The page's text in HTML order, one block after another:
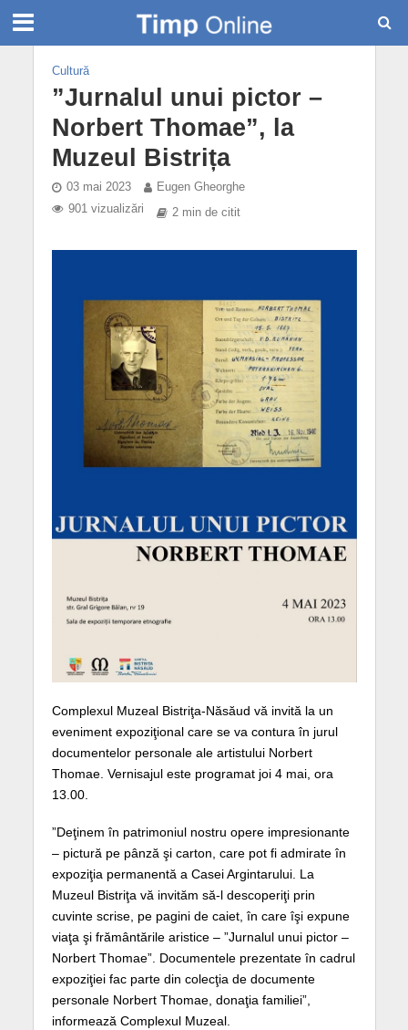
Cultură
”Jurnalul unui pictor –
Norbert Thomae”, la
Muzeul Bistrița
03 mai 2023
Eugen Gheorghe
901 vizualizări
2 min de citit
Complexul Muzeal Bistriţa-Năsăud vă invită la un
eveniment expoziţional care se va contura în jurul
documentelor personale ale artistului Norbert
Thomae. Vernisajul este programat joi 4 mai, ora
13.00.
”Deţinem în patrimoniul nostru opere impresionante
– pictură pe pânză şi carton, care pot fi admirate în
expoziţia permanentă a Casei Argintarului. La
Muzeul Bistriţa vă invităm să-l descoperiţi prin
cuvinte scrise, pe pagini de caiet, în care îşi expune
viaţa şi frământările aristice – ”Jurnalul unui pictor –
Norbert Thomae”. Documentele prezentate în cadrul
expoziţiei fac parte din colecţia de documente
personale Norbert Thomae, donaţia familiei”,
informează Complexul Muzeal.